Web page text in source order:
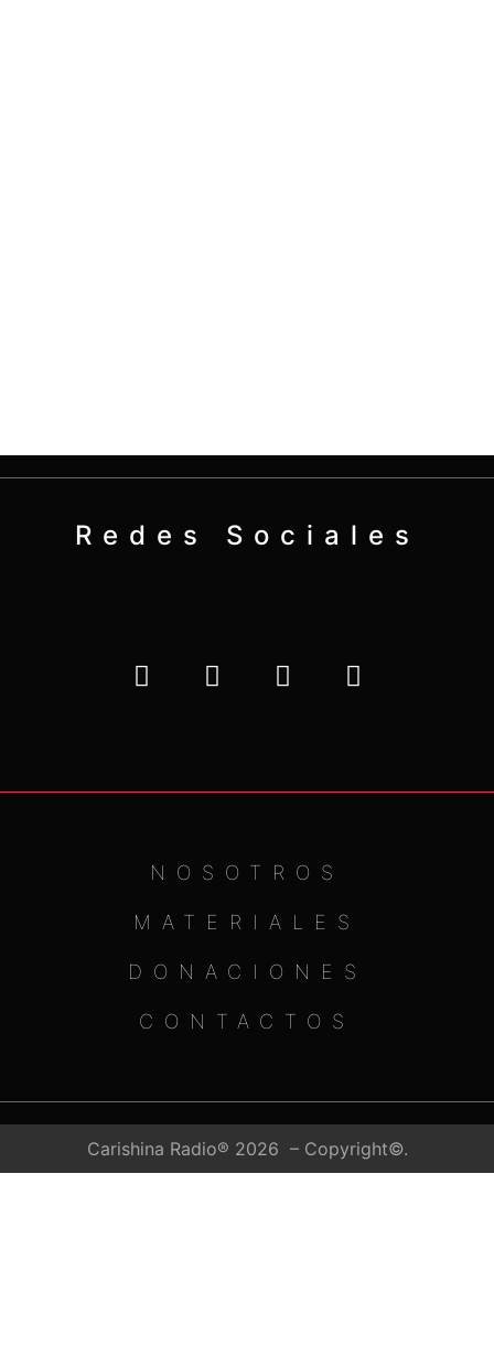
Redes Sociales
NOSOTROS
MATERIALES
DONACIONES
CONTACTOS
Carishina Radio® 2026 – Copyright©.